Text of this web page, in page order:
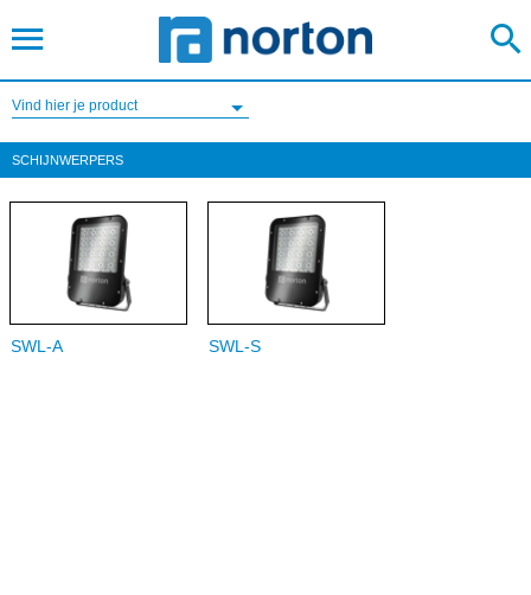
Vind hier je product
SCHIJNWERPERS
SWL-A SWL-S